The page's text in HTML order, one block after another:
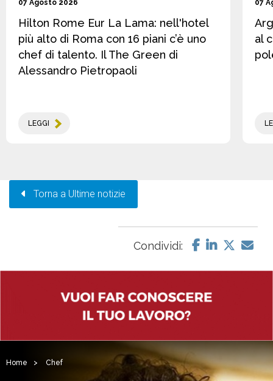
07 Agosto 2026
Hilton Rome Eur La Lama: nell'hotel
più alto di Roma con 16 piani c’è uno
chef di talento. Il The Green di
Alessandro Pietropaoli
LEGGI
07
al
Torna a Ultime notizie
Condividi:
Home > Chef